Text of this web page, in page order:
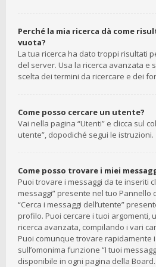
Perché la mia ricerca dà come
vuota?
La tua ricerca ha dato troppi risultati
del server. Usa la ricerca avanzata e
scelta dei termini da ricercare e dei
Come posso cercare un utente?
Vai nella pagina “Utenti” e clicca sul
utente”, dopodiché segui le istruzioni.
Come posso trovare i miei
Puoi trovare i messaggi da te inseriti
messaggi” presente nel tuo Pannello
“Cerca i messaggi dell’utente”
profilo. Puoi cercare i tuoi argomenti,
ricerca avanzata, compilando i vari
Puoi comunque trovare rapidamente
sull’omonima funzione “I tuoi
disponibile in ogni pagina della Board.